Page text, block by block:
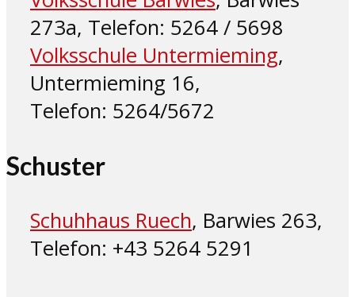
273a, Telefon: 5264 / 5698
Volksschule Untermieming,
Untermieming 16,
Telefon: 5264/5672
Schuster
Schuhhaus Ruech, Barwies 263,
Telefon: +43 5264 5291